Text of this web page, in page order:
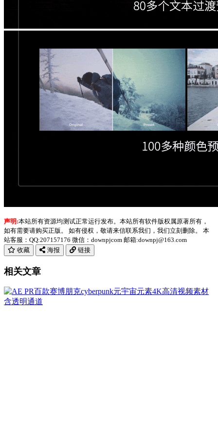
声明:本站所有资源均测试正常运行发布。本站所有软件版权属原著所有，
如有需要请购买正版。 如有侵权，敬请来信联系我们，我们立刻删除。 本
站客服：QQ:207157176 微信：downpjcom 邮箱:downpj@163.com
收藏
海报 链接
相关文章